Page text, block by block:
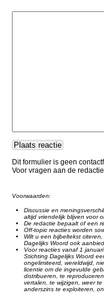
Dit formulier is geen
Voor vragen aan de
Voorwaarden:
Discussie en
altijd vriendelijk blijven voor
De redactie bepaalt of een
Off-topic reacties worden
Wilt u een bijbeltekst
Dagelijks Woord ook
Voor reacties vanaf 1
Stichting Dagelijks Woord
ongelimiteerd, wereldwijd,
licentie om de ingevulde
distribueren, te
vertalen, te wijzigen, weer
anderszins te exploiteren,